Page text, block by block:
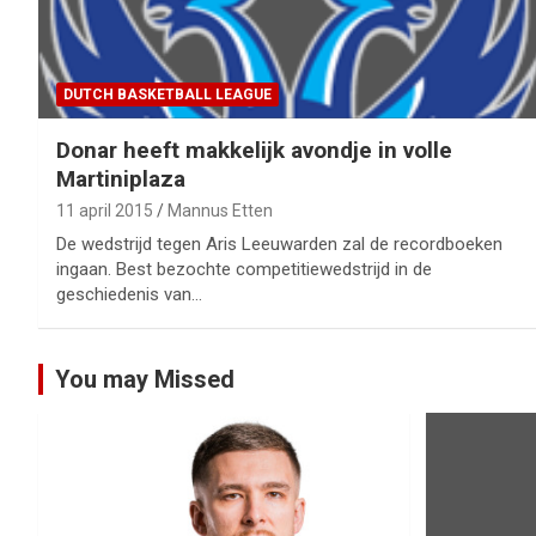
DUTCH BASKETBALL LEAGUE
Donar heeft makkelijk avondje in volle
Martiniplaza
11 april 2015 Mannus Etten
De wedstrijd tegen Aris Leeuwarden zal de recordboeken
ingaan. Best bezochte competitiewedstrijd in de
geschiedenis van…
You may Missed